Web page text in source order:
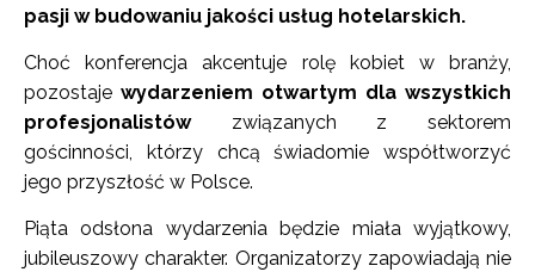
pasji w budowaniu jakości usług hotelarskich.
Choć konferencja akcentuje rolę kobiet w branży,
pozostaje wydarzeniem otwartym dla wszystkich
profesjonalistówzwiązanych z sektorem
gościnności, którzy chcą świadomie współtworzyć
jego przyszłość w Polsce.
Piąta odsłona wydarzenia będzie miała wyjątkowy,
jubileuszowy charakter. Organizatorzy zapowiadają nie